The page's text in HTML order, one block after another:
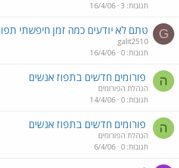
תגובות 3
16/4/06
G טתם לא יודעים כמה זמן חיפשתי
galit2510
תגובות 0
16/4/06
ה פורומים חדשים בתפוז אנשים
הנהלת הפורומים
תגובות 0
14/4/06
ה פורומים חדשים בתפוז אנשים
הנהלת הפורומים
תגובות 0
6/4/06